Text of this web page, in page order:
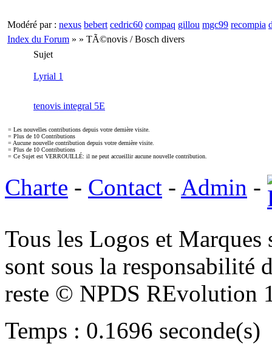
Modéré par : nexus bebert cedric60 compaq gillou mgc99 recompia
Index du Forum » » TÃ©novis / Bosch divers
Sujet
Lyrial 1
tenovis integral 5E
= Les nouvelles contributions depuis votre dernière visite.
= Plus de 10 Contributions
= Aucune nouvelle contribution depuis votre dernière visite.
= Plus de 10 Contributions
= Ce Sujet est VERROUILLÉ: il ne peut accueillir aucune nouvelle contribution.
Charte - Contact - Admin -
Tous les Logos et Marques
sont sous la responsabilité
reste © NPDS REvolution
Temps : 0.1696 seconde(s)